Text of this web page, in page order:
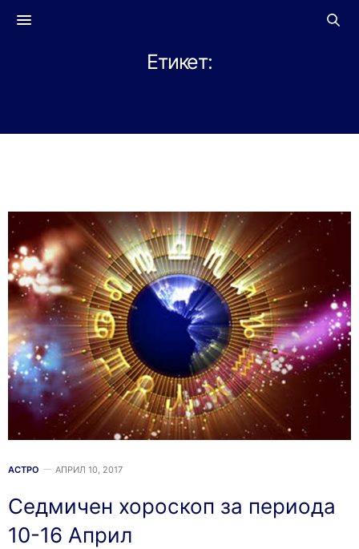
Етикет:
АСТРО АПРИЛ 10, 2017
Седмичен хороскоп за периода
10-16 Април